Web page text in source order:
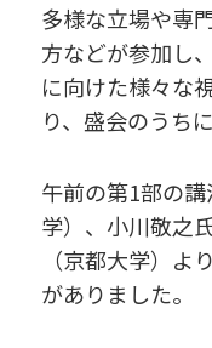
多様な立場や専
方などが参加し
に向けた様々な
り、盛会のうち
午前の第1部の
学）、小川敬之
（京都大学）よ
がありました。